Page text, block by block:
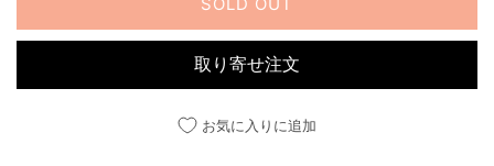
量
減
量
増
取り寄せ注文
お気に入りに追加